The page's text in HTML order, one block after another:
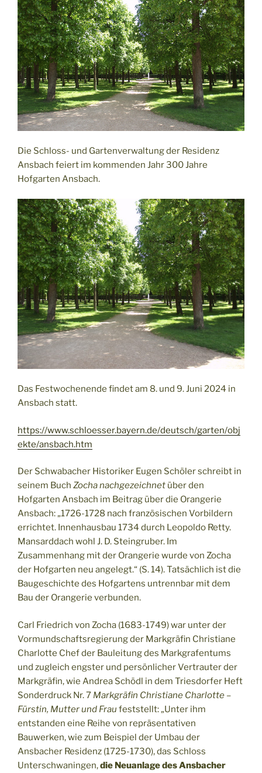
Die Schloss- und Gartenverwaltung der Residenz
Ansbach feiert im kommenden Jahr 300 Jahre
Hofgarten Ansbach.
Das Festwochenende findet am 8. und 9. Juni 2024 in
Ansbach statt.
https://www.schloesser.bayern.de/deutsch/garten/obj
ekte/ansbach.htm
Der Schwabacher Historiker Eugen Schöler schreibt in
seinem Buch Zocha nachgezeichnet über den
Hofgarten Ansbach im Beitrag über die Orangerie
Ansbach: „1726-1728 nach französischen Vorbildern
errichtet. Innenhausbau 1734 durch Leopoldo Retty.
Mansarddach wohl J. D. Steingruber. Im
Zusammenhang mit der Orangerie wurde von Zocha
der Hofgarten neu angelegt.“ (S. 14). Tatsächlich ist die
Baugeschichte des Hofgartens untrennbar mit dem
Bau der Orangerie verbunden.
Carl Friedrich von Zocha (1683-1749) war unter der
Vormundschaftsregierung der Markgräfin Christiane
Charlotte Chef der Bauleitung des Markgrafentums
und zugleich engster und persönlicher Vertrauter der
Markgräfin, wie Andrea Schödl in dem Triesdorfer Heft
Sonderdruck Nr. 7 Markgräfin Christiane Charlotte –
Fürstin, Mutter und Frau feststellt: „Unter ihm
entstanden eine Reihe von repräsentativen
Bauwerken, wie zum Beispiel der Umbau der
Ansbacher Residenz (1725-1730), das Schloss
Unterschwaningen,die Neuanlage des Ansbacher